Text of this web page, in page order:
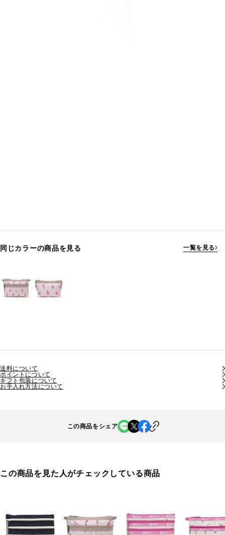
同じカラーの商品を見る 一覧を見る
送料について
ポイントについて
ギフト包装について
お手入れ方法について
この商品をシェア
この商品を見た人がチェックしている商品